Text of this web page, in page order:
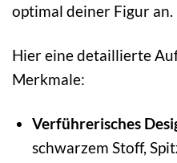
optimal deiner Figur an.
Hier eine detaillierte
Merkmale:
Verführerisches
schwarzem Stoff,